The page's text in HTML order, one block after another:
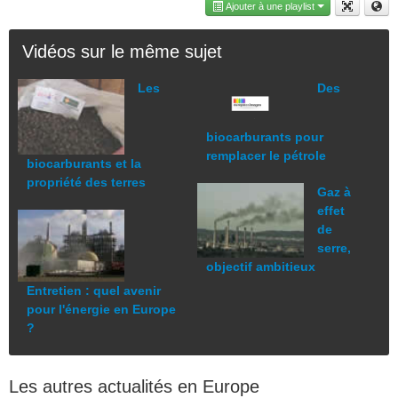
Ajouter à une playlist
Vidéos sur le même sujet
Les
biocarburants et la
propriété des terres
Entretien : quel avenir
pour l'énergie en Europe
?
Des
biocarburants pour
remplacer le pétrole
Gaz à
effet
de
serre,
objectif ambitieux
Les autres actualités en Europe